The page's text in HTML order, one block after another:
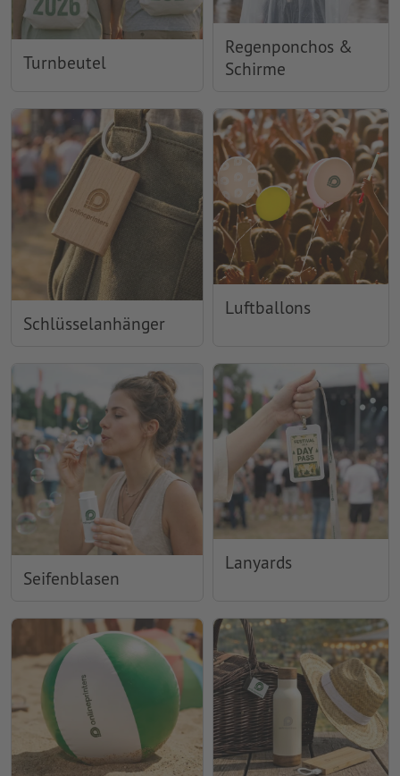
Turnbeutel
Regenponchos &
Schirme
Schlüsselanhänger
Luftballons
Seifenblasen
Lanyards